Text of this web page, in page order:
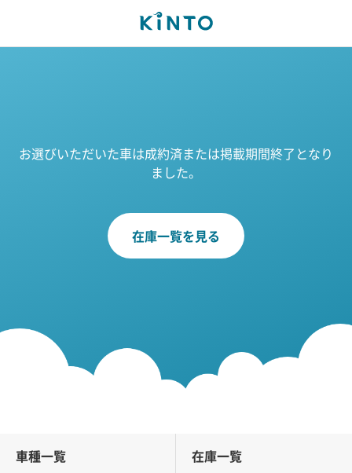
お選びいただいた車は成約済または掲載期間終了となり
ました。
在庫一覧を見る
車種一覧 在庫一覧